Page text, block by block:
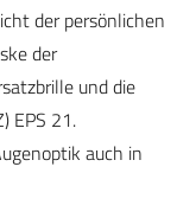
der persönlichen
der
und die
EPS 21.
auch in